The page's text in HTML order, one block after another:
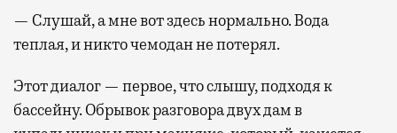
— Слушай, а мне вот здесь нормально. Вода
теплая, и никто чемодан не потерял.
Этот диалог — первое, что слышу, подходя к
бассейну. Обрывок разговора двух дам в